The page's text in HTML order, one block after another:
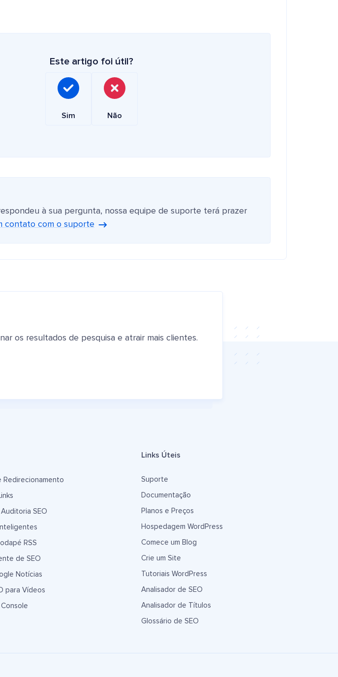
Este artigo foi útil?
Sim Não
à sua pergunta, nossa equipe de suporte terá prazer
contato com o suporte
os resultados de pesquisa e atrair mais clientes.
Redirecionamento
SEO
RSS
de SEO
Notícias
para Vídeos
Links Úteis
Suporte
Documentação
Planos e Preços
Hospedagem WordPress
Comece um Blog
Crie um Site
Tutoriais WordPress
Analisador de SEO
Analisador de Títulos
Glossário de SEO